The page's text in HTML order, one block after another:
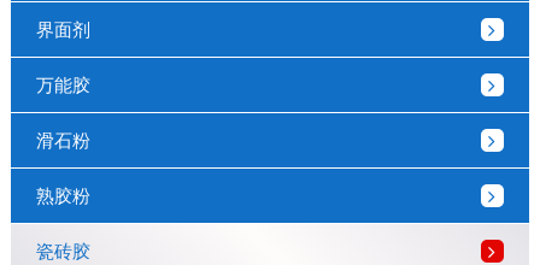
界面剂
万能胶
滑石粉
熟胶粉
瓷砖胶